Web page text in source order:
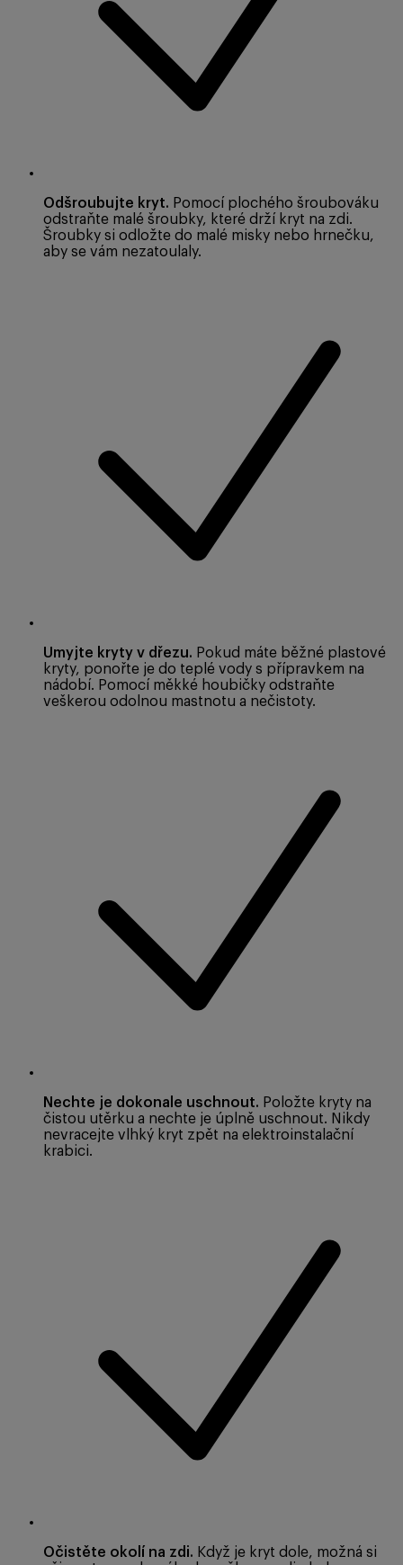
Odšroubujte kryt. Pomocí plochého šroubováku
odstraňte malé šroubky, které drží kryt na zdi.
Šroubky si odložte do malé misky nebo hrnečku,
aby se vám nezatoulaly.
Umyjte kryty v dřezu. Pokud máte běžné plastové
kryty, ponořte je do teplé vody s přípravkem na
nádobí. Pomocí měkké houbičky odstraňte
veškerou odolnou mastnotu a nečistoty.
Nechte je dokonale uschnout. Položte kryty na
čistou utěrku a nechte je úplně uschnout. Nikdy
nevracejte vlhký kryt zpět na elektroinstalační
krabici.
Očistěte okolí na zdi. Když je kryt dole, možná si